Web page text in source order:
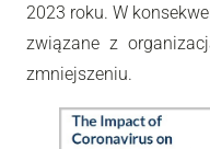
2023 roku. W
związane z
zmniejszeniu.